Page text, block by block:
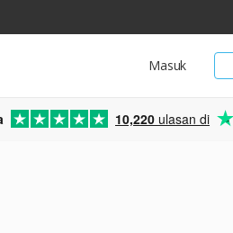
Masuk
10,220 ulasan di